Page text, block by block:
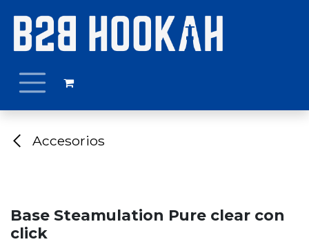
Accesorios
Base Steamulation Pure clear con
click